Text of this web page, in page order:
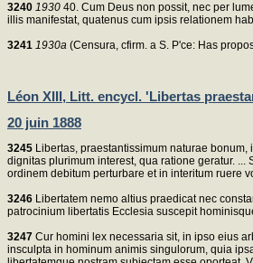
3240 1930 40. Cum Deus non possit, nec per
illis manifestat, quatenus cum ipsis relationem
3241 1930a (Censura, cfirm. a S. P'ce: Has
Léon XIII, Litt. encycl. 'Libertas
20 juin 1888
3245 Libertas, praestantissimum naturae
dignitas plurimum interest, qua ratione geratur.
ordinem debitum perturbare et in interitum ruere
3246 Libertatem nemo altius praedicat nec
patrocinium libertatis Ecclesia suscepit
3247 Cur homini lex necessaria sit, in ipso eius
insculpta in hominum animis singulorum, quia